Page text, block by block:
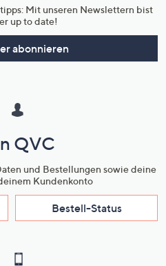
Mit unseren Newslettern bist
up to date!
abonnieren
QVC
und Bestellungen sowie deine
Kundenkonto
Bestell-Status